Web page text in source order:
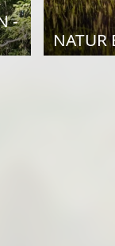
-
NATUR